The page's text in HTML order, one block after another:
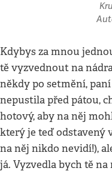
Kdybys za mnou
tě vyzvednout na
někdy po setmění,
nepustila před pátou,
hotový, aby na něj
který je teď odstavený
na něj nikdo nevidí!),
já. Vyzvedla bych tě